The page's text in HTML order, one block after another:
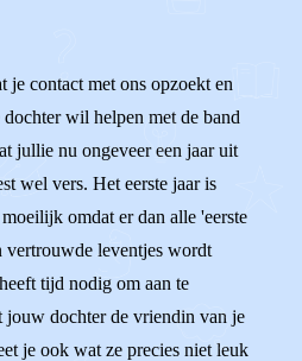
je contact met ons opzoekt en
wil helpen met de band
jullie nu ongeveer een jaar uit
wel vers. Het eerste jaar is
omdat er dan alle 'eerste
vertrouwde leventjes wordt
tijd nodig om aan te
jouw dochter de vriendin van je
je ook wat ze precies niet leuk